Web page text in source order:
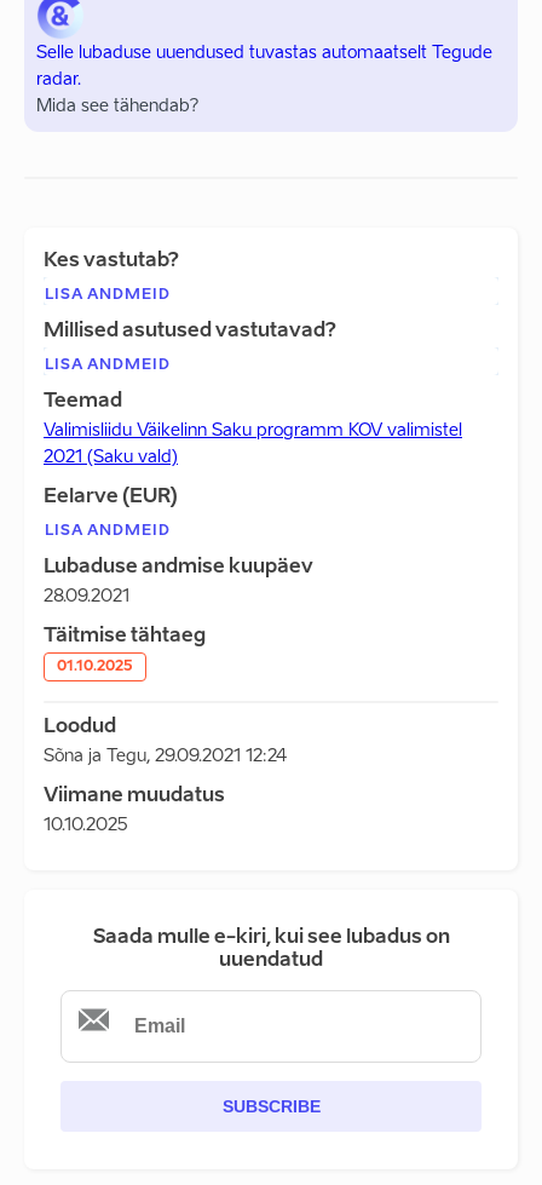
Selle lubaduse uuendused tuvastas automaatselt Tegude
radar.
Mida see tähendab?
Kes vastutab?
LISA ANDMEID
Millised asutused vastutavad?
LISA ANDMEID
Teemad
Valimisliidu Väikelinn Saku programm KOV valimistel
2021 (Saku vald)
Eelarve (EUR)
LISA ANDMEID
Lubaduse andmise kuupäev
28.09.2021
Täitmise tähtaeg
01.10.2025
Loodud
Sõna ja Tegu, 29.09.2021 12:24
Viimane muudatus
10.10.2025
Saada mulle e-kiri, kui see lubadus on
uuendatud
SUBSCRIBE